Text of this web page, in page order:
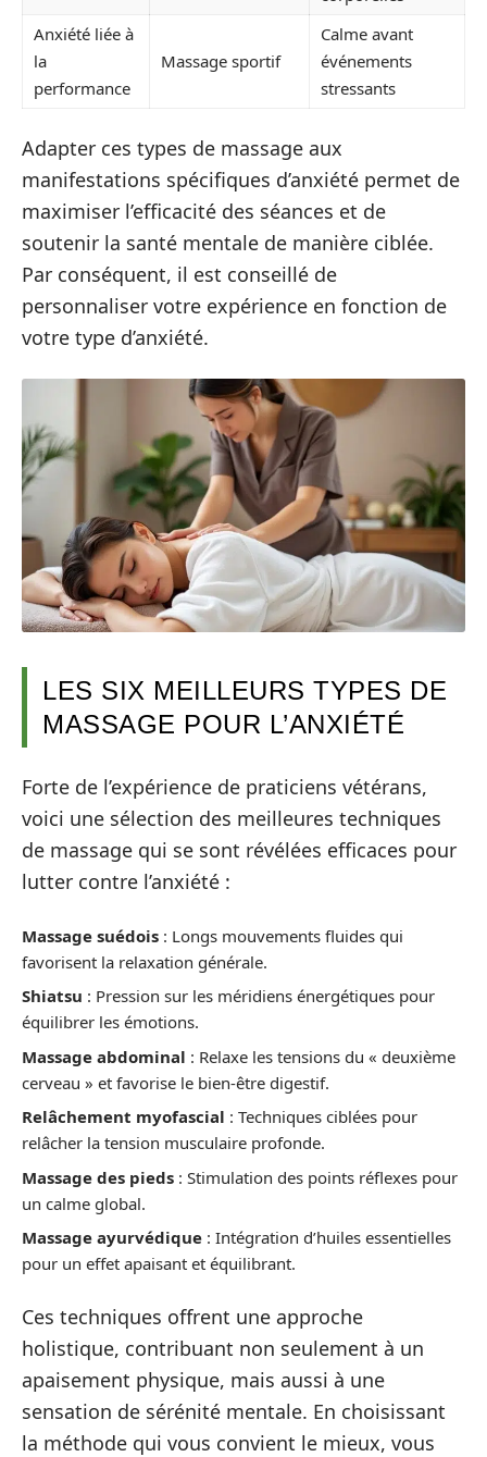
Anxiété liée à
la
performance
Massage sportif
Calme avant
événements
stressants
Adapter ces types de massage aux
manifestations spécifiques d’anxiété permet de
maximiser l’efficacité des séances et de
soutenir la santé mentale de manière ciblée.
Par conséquent, il est conseillé de
personnaliser votre expérience en fonction de
votre type d’anxiété.
LES SIX MEILLEURS TYPES DE
MASSAGE POUR L’ANXIÉTÉ
Forte de l’expérience de praticiens vétérans,
voici une sélection des meilleures techniques
de massage qui se sont révélées efficaces pour
lutter contre l’anxiété :
Massage suédois : Longs mouvements fluides qui
favorisent la relaxation générale.
Shiatsu : Pression sur les méridiens énergétiques pour
équilibrer les émotions.
Massage abdominal : Relaxe les tensions du « deuxième
cerveau » et favorise le bien-être digestif.
Relâchement myofascial : Techniques ciblées pour
relâcher la tension musculaire profonde.
Massage des pieds : Stimulation des points réflexes pour
un calme global.
Massage ayurvédique : Intégration d’huiles essentielles
pour un effet apaisant et équilibrant.
Ces techniques offrent une approche
holistique, contribuant non seulement à un
apaisement physique, mais aussi à une
sensation de sérénité mentale. En choisissant
la méthode qui vous convient le mieux, vous